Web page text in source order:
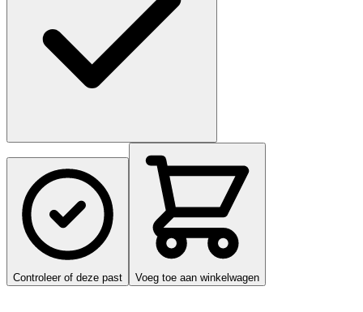
Controleer of deze past Voeg toe aan winkelwagen